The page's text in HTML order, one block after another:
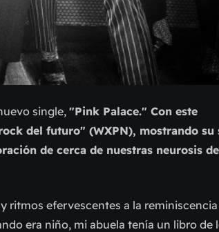
single, "Pink Palace." Con este
del futuro" (WXPN), mostrando su
de cerca de nuestras neurosis
ritmos efervescentes a la
era niño, mi abuela tenía un libro de